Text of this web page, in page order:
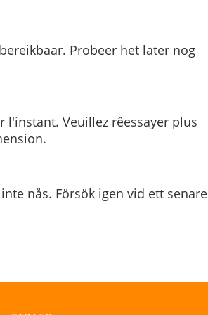
Probeer het later nog
l'instant. Veuillez rêessayer plus
nås. Försök igen vid ett senare